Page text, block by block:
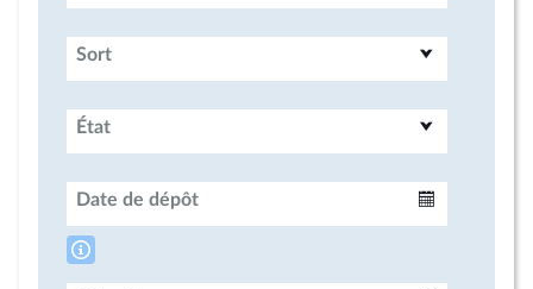
Sort
État
Date de dépôt